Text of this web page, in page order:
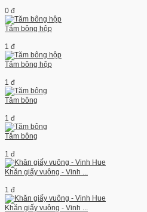
0 đ
Tăm bông hộp
1 đ
Tăm bông hộp
1 đ
Tăm bông
1 đ
Tăm bông
1 đ
Khăn giấy vuông - Vinh ...
1 đ
Khăn giấy vuông - Vinh ...